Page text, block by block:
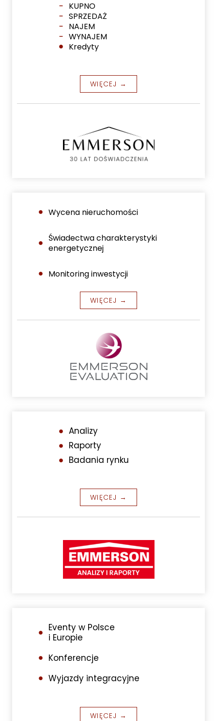
KUPNO
SPRZEDAŻ
NAJEM
WYNAJEM
Kredyty
WIĘCEJ →
Wycena nieruchomości
Świadectwa charakterystyki
energetycznej
Monitoring inwestycji
WIĘCEJ →
Analizy
Raporty
Badania rynku
WIĘCEJ →
Eventy w Polsce
i Europie
Konferencje
Wyjazdy integracyjne
WIĘCEJ →